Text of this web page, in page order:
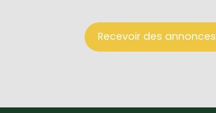
Recevoir des annonces